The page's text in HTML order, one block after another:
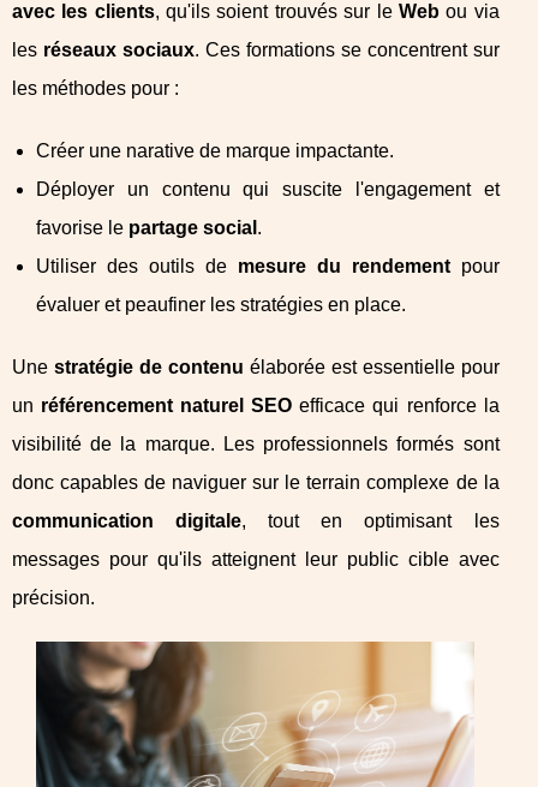
avec les clients, qu'ils soient trouvés sur le Webou via
les réseaux sociaux. Ces formations se concentrent sur
les méthodes pour :
Créer une narative de marque impactante.
Déployer un contenu qui suscite l'engagement et
favorise le partage social .
Utiliser des outils de mesure du rendementpour
évaluer et peaufiner les stratégies en place.
Une stratégie de contenu élaborée est essentielle pour
un référencement naturel SEO efficace qui renforce la
visibilité de la marque. Les professionnels formés sont
donc capables de naviguer sur le terrain complexe de la
communication digitale, tout en optimisant les
messages pour qu'ils atteignent leur public cible avec
précision.